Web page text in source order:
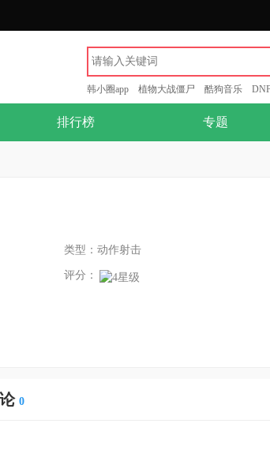
韩小圈app 植物大战僵尸 酷狗音乐
排行榜 专题
类型：动作射击
评分：
0